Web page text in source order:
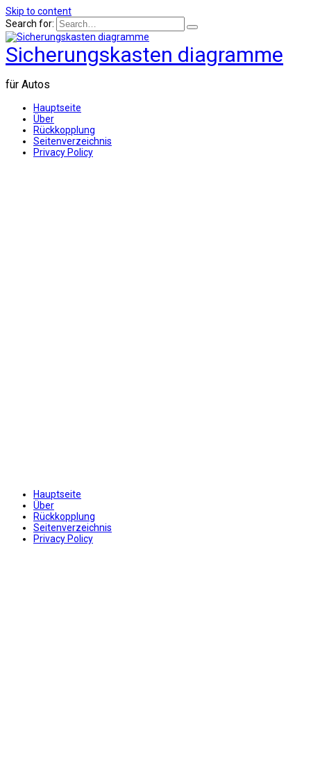
Skip to content
Search for:
Sicherungskasten diagramme
für Autos
Hauptseite
Über
Rückkopplung
Seitenverzeichnis
Privacy Policy
Hauptseite
Über
Rückkopplung
Seitenverzeichnis
Privacy Policy